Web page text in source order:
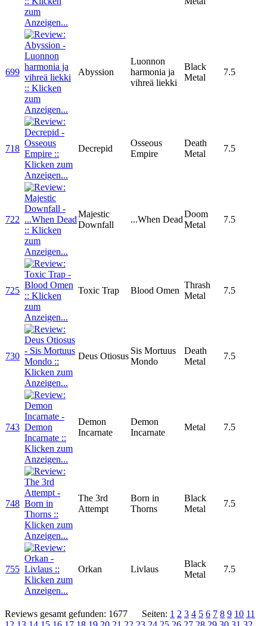
699 Abyssion
Luonnon
harmonia ja
vihreä liekki
Black
Metal
7.5
718 Decrepid
Osseous
Empire
Death
Metal
7.5
722
Majestic
Downfall
...When Dead
Doom
Metal
7.5
725 Toxic Trap Blood Omen
Thrash
Metal
7.5
730 Deus Otiosus
Sis Mortuus
Mondo
Death
Metal
7.5
743
Demon
Incarnate
Demon
Incarnate
Metal 7.5
748
The 3rd
Attempt
Born in
Thorns
Black
Metal
7.5
755 Orkan Livlaus
Black
Metal
7.5
Reviews gesamt gefunden: 1677 Seiten: 1 2 3 4 5 6 7 8 9 10 11